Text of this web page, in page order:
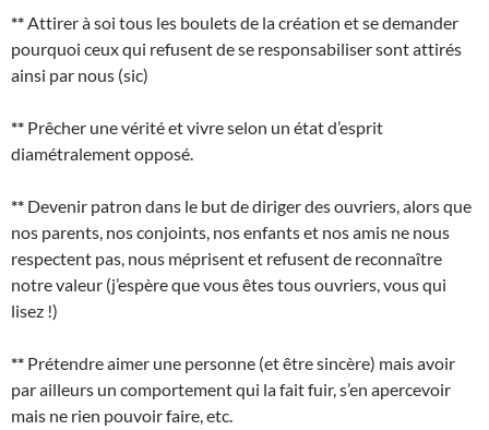
** Attirer à soi tous les boulets de la création et se demander
pourquoi ceux qui refusent de se responsabiliser sont attirés
ainsi par nous (sic)
** Prêcher une vérité et vivre selon un état d’esprit
diamétralement opposé.
** Devenir patron dans le but de diriger des ouvriers, alors que
nos parents, nos conjoints, nos enfants et nos amis ne nous
respectent pas, nous méprisent et refusent de reconnaître
notre valeur (j’espère que vous êtes tous ouvriers, vous qui
lisez !)
** Prétendre aimer une personne (et être sincère) mais avoir
par ailleurs un comportement qui la fait fuir, s’en apercevoir
mais ne rien pouvoir faire, etc.